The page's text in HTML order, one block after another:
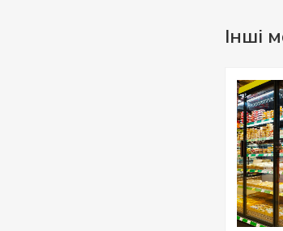
Інші